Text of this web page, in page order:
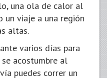
una ola de calor al
un viaje a una región
altas.
varios días para
acostumbre al
puedes correr un